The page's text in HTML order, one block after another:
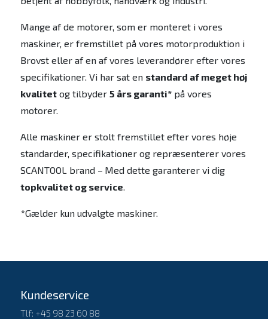
Mange af de motorer, som er monteret i vores
maskiner, er fremstillet på vores motorproduktion i
Brovst eller af en af vores leverandører efter vores
specifikationer. Vi har sat en standard af meget høj
kvalitetog tilbyder 5 års garanti*på vores
motorer.
Alle maskiner er stolt fremstillet efter vores høje
standarder, specifikationer og repræsenterer vores
SCANTOOL brand – Med dette garanterer vi dig
topkvalitet og service.
*Gælder kun udvalgte maskiner.
Kundeservice
Tlf: +45 98 23 60 88